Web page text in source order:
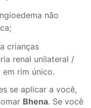
não
crianças
renal unilateral /
rim único.
se aplicar a você,
Bhena. Se você